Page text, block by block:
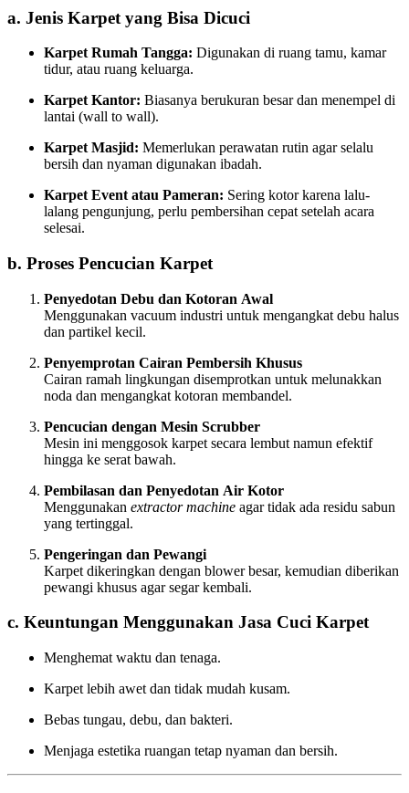
a. Jenis Karpet yang Bisa Dicuci
Karpet Rumah Tangga: Digunakan di ruang tamu, kamar
tidur, atau ruang keluarga.
Karpet Kantor: Biasanya berukuran besar dan menempel di
lantai (wall to wall).
Karpet Masjid: Memerlukan perawatan rutin agar selalu
bersih dan nyaman digunakan ibadah.
Karpet Event atau Pameran: Sering kotor karena lalu-
lalang pengunjung, perlu pembersihan cepat setelah acara
selesai.
b. Proses Pencucian Karpet
Penyedotan Debu dan Kotoran Awal
Menggunakan vacuum industri untuk mengangkat debu halus
dan partikel kecil.
Penyemprotan Cairan Pembersih Khusus
Cairan ramah lingkungan disemprotkan untuk melunakkan
noda dan mengangkat kotoran membandel.
Pencucian dengan Mesin Scrubber
Mesin ini menggosok karpet secara lembut namun efektif
hingga ke serat bawah.
Pembilasan dan Penyedotan Air Kotor
Menggunakan extractor machine agar tidak ada residu sabun
yang tertinggal.
Pengeringan dan Pewangi
Karpet dikeringkan dengan blower besar, kemudian diberikan
pewangi khusus agar segar kembali.
c. Keuntungan Menggunakan Jasa Cuci Karpet
Menghemat waktu dan tenaga.
Karpet lebih awet dan tidak mudah kusam.
Bebas tungau, debu, dan bakteri.
Menjaga estetika ruangan tetap nyaman dan bersih.